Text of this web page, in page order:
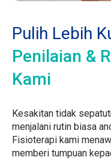
Pulih Lebih
Penilaian &
Kami
Kesakitan tidak
menjalani rutin biasa
Fisioterapi kami
memberi tumpuan